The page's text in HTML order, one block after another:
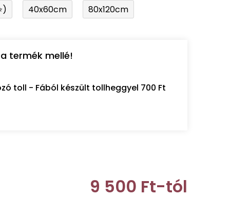
40x60cm 80x120cm
termék mellé!
toll - Fából készült tollheggyel 700 Ft
9 500 Ft-tól